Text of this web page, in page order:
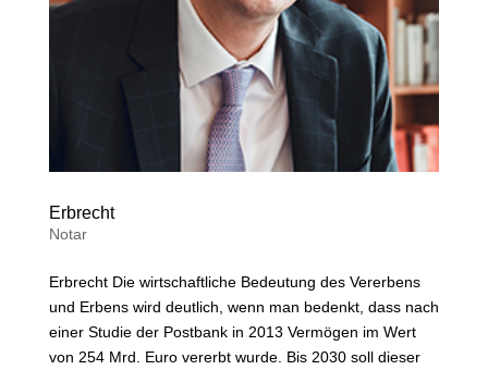
Erbrecht
Notar
Erbrecht Die wirtschaftliche Bedeutung des Vererbens
und Erbens wird deutlich, wenn man bedenkt, dass nach
einer Studie der Postbank in 2013 Vermögen im Wert
von 254 Mrd. Euro vererbt wurde. Bis 2030 soll dieser